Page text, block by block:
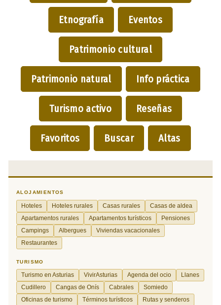
Etnografía Eventos
Patrimonio cultural
Patrimonio natural Info práctica
Turismo activo Reseñas
Favoritos Buscar Altas